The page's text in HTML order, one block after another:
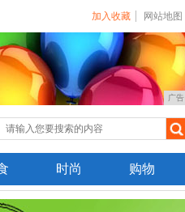
加入收藏 网站地图
广告
时尚 购物